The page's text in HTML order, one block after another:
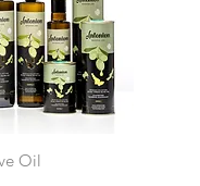
Oil